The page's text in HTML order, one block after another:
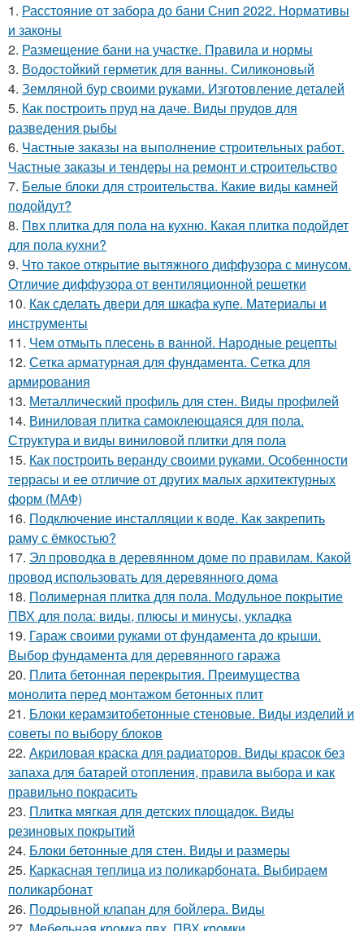
1. Расстояние от забора до бани Снип 2022. Нормативы
и законы
2. Размещение бани на участке. Правила и нормы
3. Водостойкий герметик для ванны. Силиконовый
4. Земляной бур своими руками. Изготовление деталей
5. Как построить пруд на даче. Виды прудов для
разведения рыбы
6. Частные заказы на выполнение строительных работ.
Частные заказы и тендеры на ремонт и строительство
7. Белые блоки для строительства. Какие виды камней
подойдут?
8. Пвх плитка для пола на кухню. Какая плитка подойдет
для пола кухни?
9. Что такое открытие вытяжного диффузора с минусом.
Отличие диффузора от вентиляционной решетки
10. Как сделать двери для шкафа купе. Материалы и
инструменты
11. Чем отмыть плесень в ванной. Народные рецепты
12. Сетка арматурная для фундамента. Сетка для
армирования
13. Металлический профиль для стен. Виды профилей
14. Виниловая плитка самоклеющаяся для пола.
Структура и виды виниловой плитки для пола
15. Как построить веранду своими руками. Особенности
террасы и ее отличие от других малых архитектурных
форм (МАФ)
16. Подключение инсталляции к воде. Как закрепить
раму с ёмкостью?
17. Эл проводка в деревянном доме по правилам. Какой
провод использовать для деревянного дома
18. Полимерная плитка для пола. Модульное покрытие
ПВХ для пола: виды, плюсы и минусы, укладка
19. Гараж своими руками от фундамента до крыши.
Выбор фундамента для деревянного гаража
20. Плита бетонная перекрытия. Преимущества
монолита перед монтажом бетонных плит
21. Блоки керамзитобетонные стеновые. Виды изделий и
советы по выбору блоков
22. Акриловая краска для радиаторов. Виды красок без
запаха для батарей отопления, правила выбора и как
правильно покрасить
23. Плитка мягкая для детских площадок. Виды
резиновых покрытий
24. Блоки бетонные для стен. Виды и размеры
25. Каркасная теплица из поликарбоната. Выбираем
поликарбонат
26. Подрывной клапан для бойлера. Виды